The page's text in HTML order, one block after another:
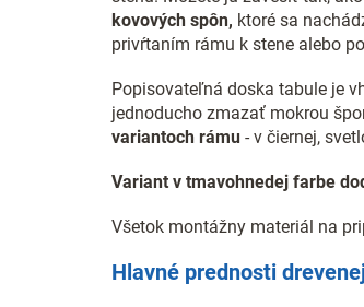
kovových spôn, ktoré sa
privŕtaním rámu k stene alebo
Popisovateľná doska tabule je
jednoducho zmazať mokrou
variantoch rámu - v čiernej,
Variant v tmavohnedej farbe
Všetok montážny materiál na
Hlavné prednosti drevenej